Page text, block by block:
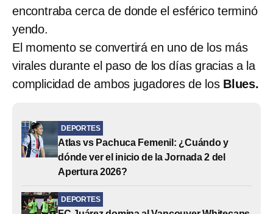
encontraba cerca de donde el esférico terminó
yendo.
El momento se convertirá en uno de los más
virales durante el paso de los días gracias a la
complicidad de ambos jugadores de losBlues.
DEPORTES
Atlas vs Pachuca Femenil: ¿Cuándo y
dónde ver el inicio de la Jornada 2 del
Apertura 2026?
DEPORTES